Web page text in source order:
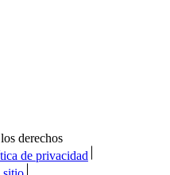
derechos
de privacidad